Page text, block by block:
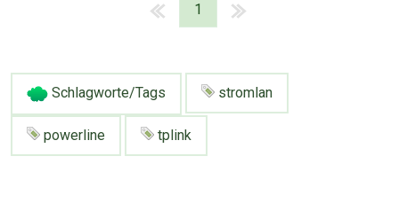
1
Schlagworte/Tags stromlan
powerline tplink